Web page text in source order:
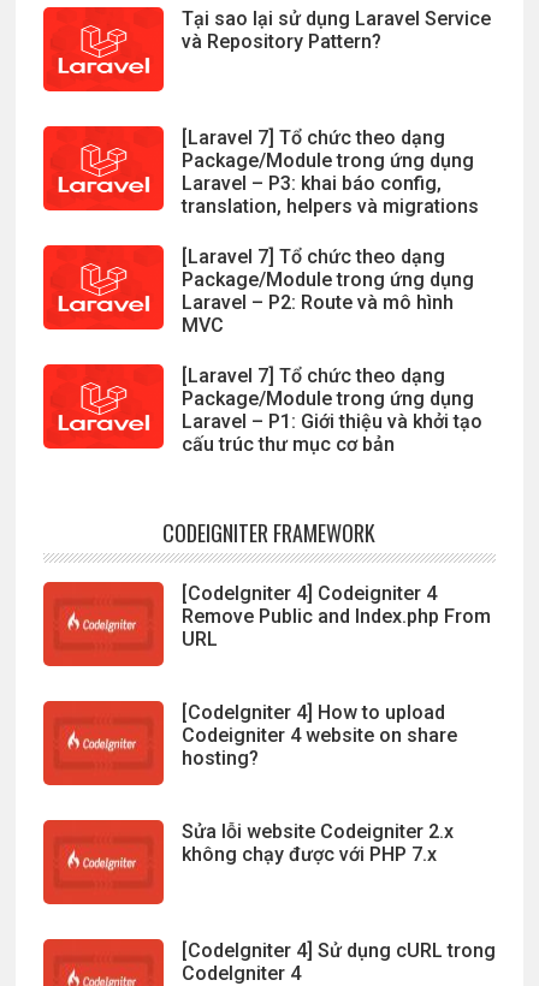
Tại sao lại sử dụng Laravel Service
và Repository Pattern?
[Laravel 7] Tổ chức theo dạng
Package/Module trong ứng dụng
Laravel – P3: khai báo config,
translation, helpers và migrations
[Laravel 7] Tổ chức theo dạng
Package/Module trong ứng dụng
Laravel – P2: Route và mô hình
MVC
[Laravel 7] Tổ chức theo dạng
Package/Module trong ứng dụng
Laravel – P1: Giới thiệu và khởi tạo
cấu trúc thư mục cơ bản
CODEIGNITER FRAMEWORK
[CodeIgniter 4] Codeigniter 4
Remove Public and Index.php From
URL
[CodeIgniter 4] How to upload
Codeigniter 4 website on share
hosting?
Sửa lỗi website Codeigniter 2.x
không chạy được với PHP 7.x
[CodeIgniter 4] Sử dụng cURL trong
CodeIgniter 4